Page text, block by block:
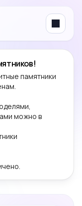
Menu
памятники
можно в